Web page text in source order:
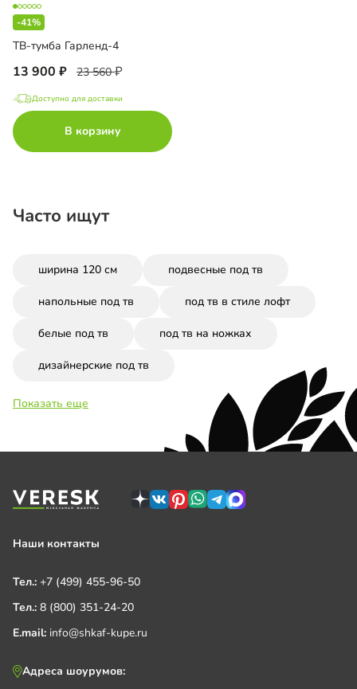
-41%
ТВ-тумба Гарленд-4
13 900 23 560
Доступно для доставки
В корзину
Часто ищут
ширина 120 см подвесные под тв
напольные под тв под тв в стиле лофт
белые под тв под тв на ножках
дизайнерские под тв
Показать еще
Наши контакты
Тел.: +7 (499) 455-96-50
Тел.: 8 (800) 351-24-20
E.mail: info@shkaf-kupe.ru
Адреса шоурумов: